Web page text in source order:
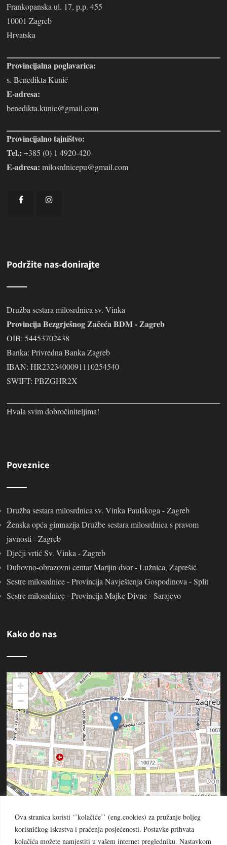
Ova stranica koristi ‘’kolačiće’’ (eng.cookies) za pružanje boljeg
korisničkog iskustva i praćenja posjećenosti. Postavke prihvata
kolačića možete namjestiti u vašem internet pregledniku. Nastavkom
Frankopanska ul. 17, p.p. 455
10001 Zagreb
Hrvatska
Provincijalna poglavarica:
s. Benedikta Kunić
E-adresa:
benedikta.kunic@gmail.com
Provincijalno tajništvo:
Tel.:+385 (0) 1 4920-420
E-adresa:milosrdnicepu@gmail.com
Podržite nas-donirajte
Družba sestara milosrdnica sv. Vinka
Provincija Bezgrješnog Začeća BDM - Zagreb
OIB: 54453702438
Banka: Privredna Banka Zagreb
IBAN: HR2323400091110254540
SWIFT: PBZGHR2X
Hvala svim dobročiniteljima!
Poveznice
Družba sestara milosrdnica sv. Vinka Paulskoga - Zagreb
Ženska opća gimnazija Družbe sestara milosrdnica s pravom
javnosti - Zagreb
Dječji vrtić Sv. Vinka - Zagreb
Duhovno-obrazovni centar Marijin dvor - Lužnica, Zaprešić
Sestre milosrdnice - Provincija Navještenja Gospodinova - Split
Sestre milosrdnice - Provincija Majke Divne - Sarajevo
Kako do nas
+
−
©OpenStreetMapcontributors